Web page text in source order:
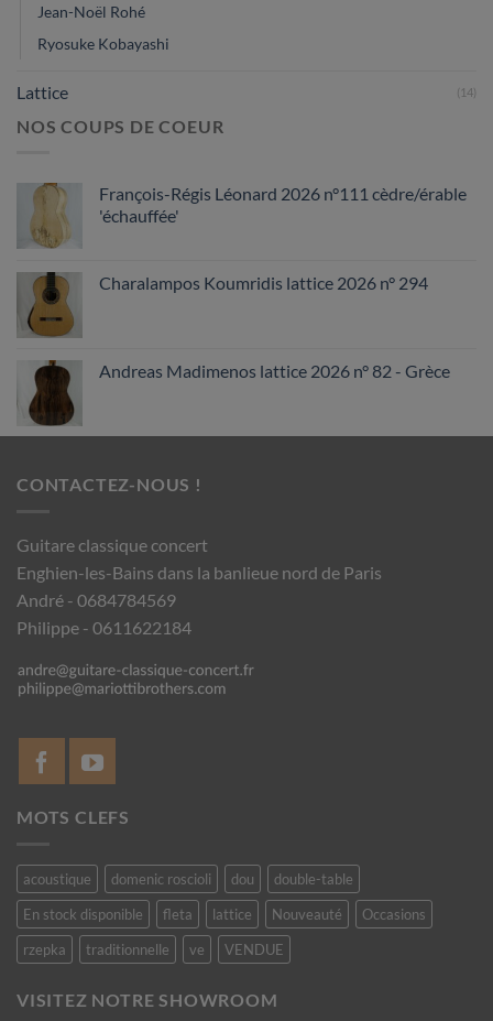
Jean-Noël Rohé
Ryosuke Kobayashi
Lattice (14)
NOS COUPS DE COEUR
François-Régis Léonard 2026 n°111 cèdre/érable
'échauffée'
Charalampos Koumridis lattice 2026 n° 294
Andreas Madimenos lattice 2026 n° 82 - Grèce
CONTACTEZ-NOUS !
Guitare classique concert
Enghien-les-Bains dans la banlieue nord de Paris
André - 0684784569
Philippe - 0611622184
MOTS CLEFS
acoustique domenic roscioli dou
double-table
En stock disponible
fleta lattice Nouveauté
Occasions
rzepka
traditionnelle ve VENDUE
VISITEZ NOTRE SHOWROOM